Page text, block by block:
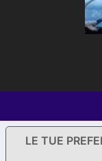
LE TUE